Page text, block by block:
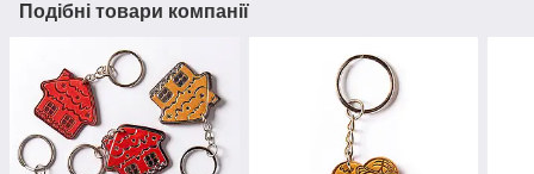
Подібні товари компанії